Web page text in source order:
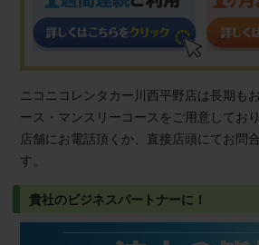
ニコニコレンタカー川西平野店は長期も
ース・マンスリーコースをご用意してお
店舗にお電話頂くか、直接店頭にてお問
す。
貴社のビジネスパートナーに！